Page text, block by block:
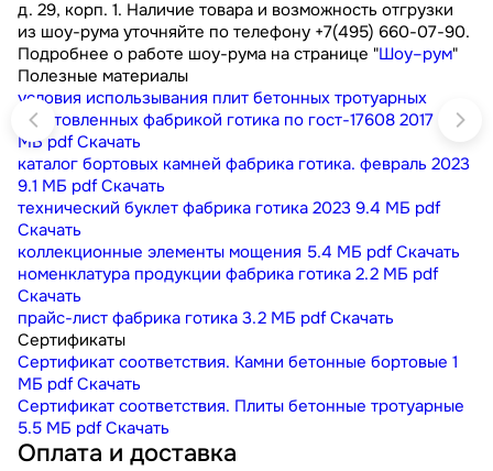
д. 29, корп. 1. Наличие товара и возможность отгрузки
из шоу-рума уточняйте по телефону +7(495) 660-07-90.
Подробнее о работе шоу-рума на странице "Шоу–рум"
Полезные материалы
условия использывания плит бетонных тротуарных
изготовленных фабрикой готика по гост-17608 2017
0.3
МБ pdf Скачать
каталог бортовых камней фабрика готика. февраль 2023
9.1 МБ pdf Скачать
технический буклет фабрика готика 2023 9.4 МБ pdf
Скачать
коллекционные элементы мощения 5.4 МБ pdf Скачать
номенклатура продукции фабрика готика 2.2 МБ pdf
Скачать
прайс-лист фабрика готика 3.2 МБ pdf Скачать
Сертификаты
Сертификат соответствия. Камни бетонные бортовые 1
МБ pdf Скачать
Сертификат соответствия. Плиты бетонные тротуарные
5.5 МБ pdf Скачать
Оплата и доставка